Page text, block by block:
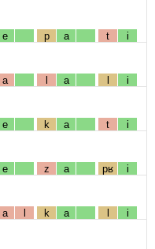
e p a t i
a l a l i
e k a t i
e z a pʁ i
a l k a l i